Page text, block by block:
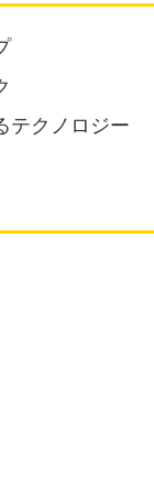
テクノロジー